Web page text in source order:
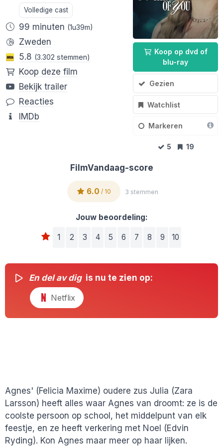
Koop op dvd of
blu-ray
Gezien
Watchlist
Markeren
5 19
Volledige cast
99 minuten (1u39m)
Zweden
5.8 (3.302 stemmen)
Koop deze film
Bekijk trailer
Reacties
IMDb
FilmVandaag-score
6.0 / 10 3 stemmen
Jouw beoordeling:
1 2 3 4 5 6 7 8 9 10
En del av dig is nu te zien op:
Netflix
Agnes' (Felicia Maxime) oudere zus Julia (Zara
Larsson) heeft alles waar Agnes van droomt: ze is de
coolste persoon op school, het middelpunt van elk
feestje, en ze heeft verkering met Noel (Edvin
Ryding). Kon Agnes maar meer op haar lijken.